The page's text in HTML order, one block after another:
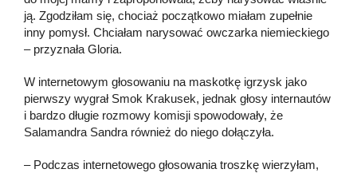
ją. Zgodziłam się, chociaż początkowo miałam zupełnie
inny pomysł. Chciałam narysować owczarka niemieckiego
– przyznała Gloria.
W internetowym głosowaniu na maskotkę igrzysk jako
pierwszy wygrał Smok Krakusek, jednak głosy internautów
i bardzo długie rozmowy komisji spowodowały, że
Salamandra Sandra również do niego dołączyła.
– Podczas internetowego głosowania troszkę wierzyłam,